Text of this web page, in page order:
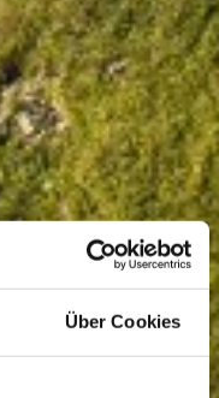
Über Cookies